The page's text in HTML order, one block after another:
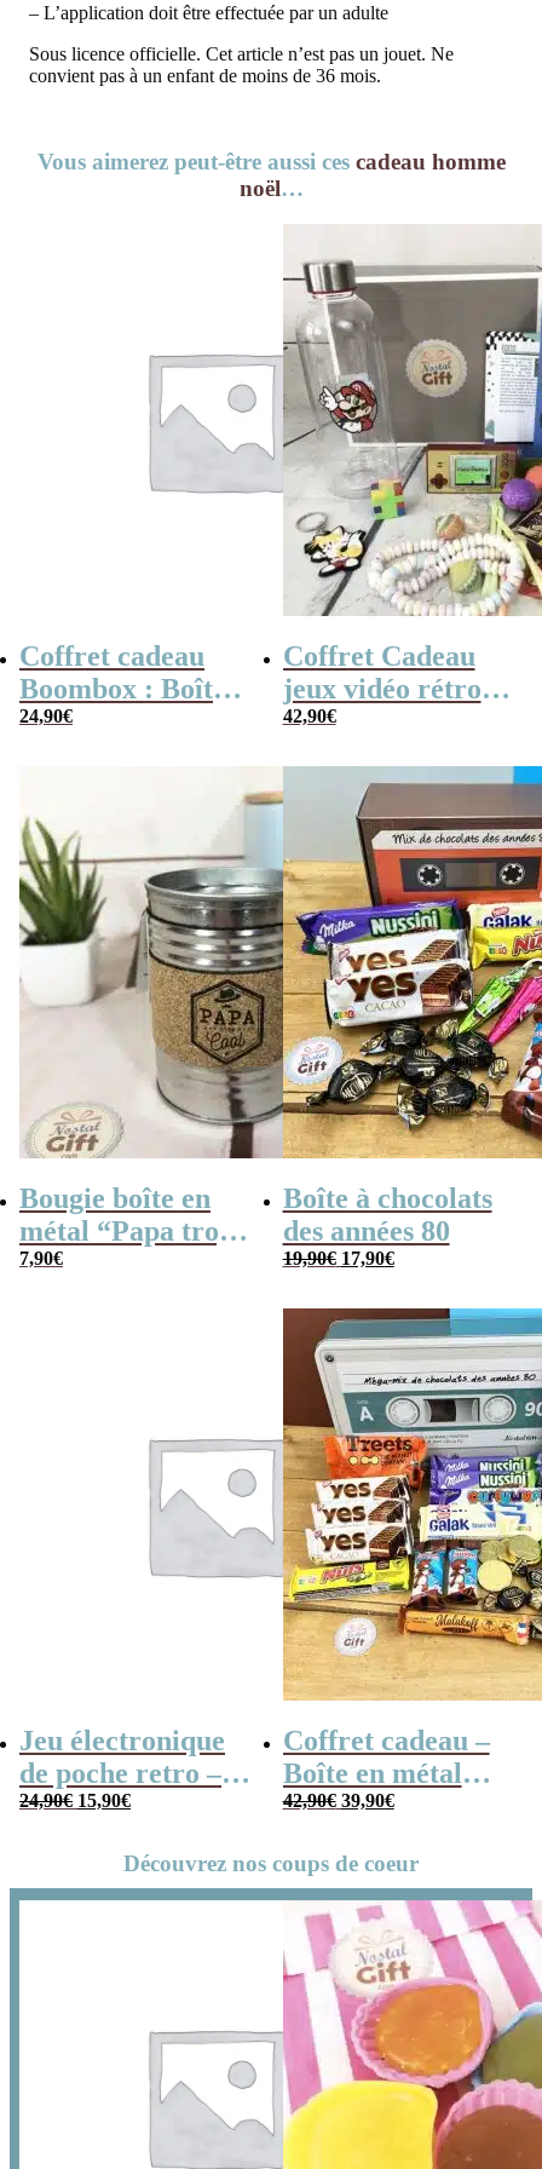
– L’application doit être effectuée par un adulte
Sous licence officielle. Cet article n’est pas un jouet. Ne
convient pas à un enfant de moins de 36 mois.
Vous aimerez peut-être aussi ces cadeau homme
noël…
Coffret cadeau
Boombox : Boîte
bonbons des
24,90€
Coffret Cadeau
jeux vidéo rétro
(avec sa console de
42,90€
Bougie boîte en
métal “Papa trop
cool” (gris)
7,90€
Boîte à chocolats
des années 80
19,90€ Le
était :
19,90€.
17,90€Le
est :
17,90€.
Jeu électronique
de poche retro –
Console vintage
24,90€ Le
24,90€.
15,90€Le
est :
15,90€.
Coffret cadeau –
Boîte en métal
cassette –
années 80 – grand
coffret chocolat
original
42,90€ Le
était :
42,90€.
39,90€Le
est :
39,90€.
Découvrez nos coups de coeur